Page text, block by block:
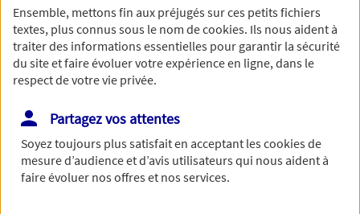
Toutes nos excuses, une erreur technique nous empêche
de traiter votre demande. N'hésitez pas à rafraichir ce
formulaire dans quelques minutes.
Ensemble, mettons fin aux préjugés sur ces petits fichiers
textes, plus connus sous le nom decookies. Ils nous aident à
traiter des informations essentielles pour garantir la sécurité
du site et faire évoluer votre expérience en ligne, dans le
respect de votre vie privée.
Partagez vos attentes
Soyez toujours plus satisfait en acceptant lescookiesde
mesure d’audience et d’avis utilisateurs qui nous aident à
faire évoluer nos offres et nos services.